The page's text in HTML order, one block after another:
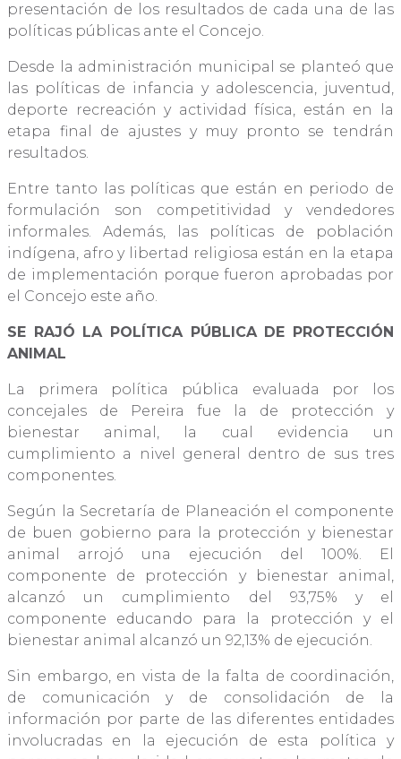
presentación de los resultados de cada una de las
políticas públicas ante el Concejo.
Desde la administración municipal se planteó que
las políticas de infancia y adolescencia, juventud,
deporte recreación y actividad física, están en la
etapa final de ajustes y muy pronto se tendrán
resultados.
Entre tanto las políticas que están en periodo de
formulación son competitividad y vendedores
informales. Además, las políticas de población
indígena, afro y libertad religiosa están en la etapa
de implementación porque fueron aprobadas por
el Concejo este año.
SE RAJÓ LA POLÍTICA PÚBLICA DE PROTECCIÓN
ANIMAL
La primera política pública evaluada por los
concejales de Pereira fue la de protección y
bienestar animal, la cual evidencia un
cumplimiento a nivel general dentro de sus tres
componentes.
Según la Secretaría de Planeación el componente
de buen gobierno para la protección y bienestar
animal arrojó una ejecución del 100%. El
componente de protección y bienestar animal,
alcanzó un cumplimiento del 93,75% y el
componente educando para la protección y el
bienestar animal alcanzó un 92,13% de ejecución.
Sin embargo, en vista de la falta de coordinación,
de comunicación y de consolidación de la
información por parte de las diferentes entidades
involucradas en la ejecución de esta política y